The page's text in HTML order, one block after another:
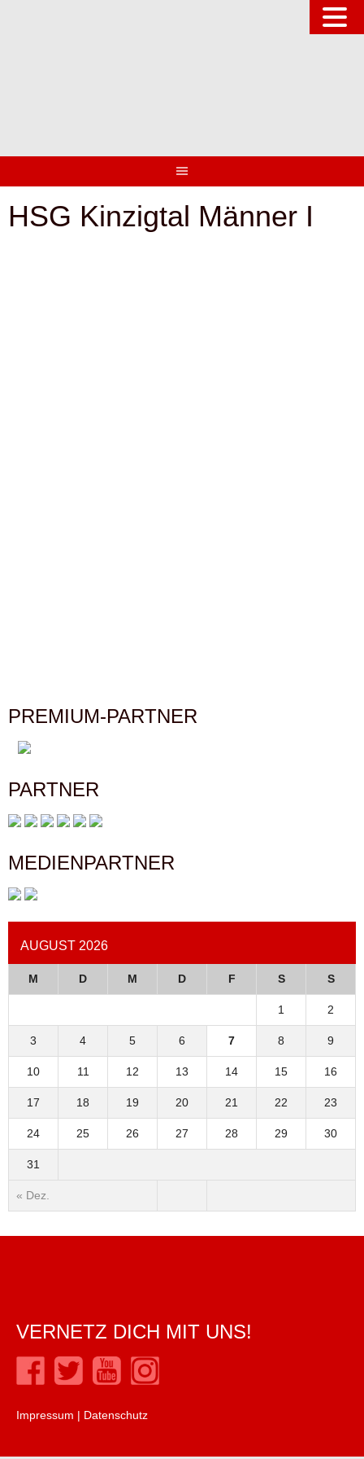
HSG Kinzigtal Männer I
PREMIUM-PARTNER
PARTNER
MEDIENPARTNER
AUGUST 2026
M D M D F S S
« Dez.
1 2
3 4 5 6 7 8 9
10 11 12 13 14 15 16
17 18 19 20 21 22 23
24 25 26 27 28 29 30
31
VERNETZ DICH MIT UNS!
Impressum | Datenschutz